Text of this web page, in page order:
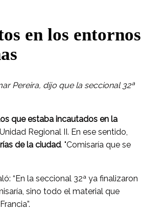
en los entornos
Pereira, dijo que la seccional 32ª
que estaba incautados en la
Regional II. En ese sentido,
de la ciudad. "Comisaría que se
“En la seccional 32ª ya finalizaron
sino todo el material que